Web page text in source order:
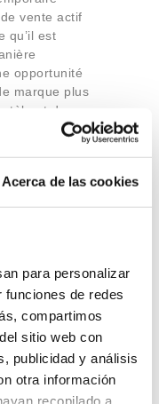
Acerca de las cookies
para personalizar
de redes
compartimos
sitio web con
publicidad y análisis
otra información
recopilado a
vente actif
qu’il est
opportunité
marque plus
et de
marque.
Cracovie,
Benjamin
a-t-elle